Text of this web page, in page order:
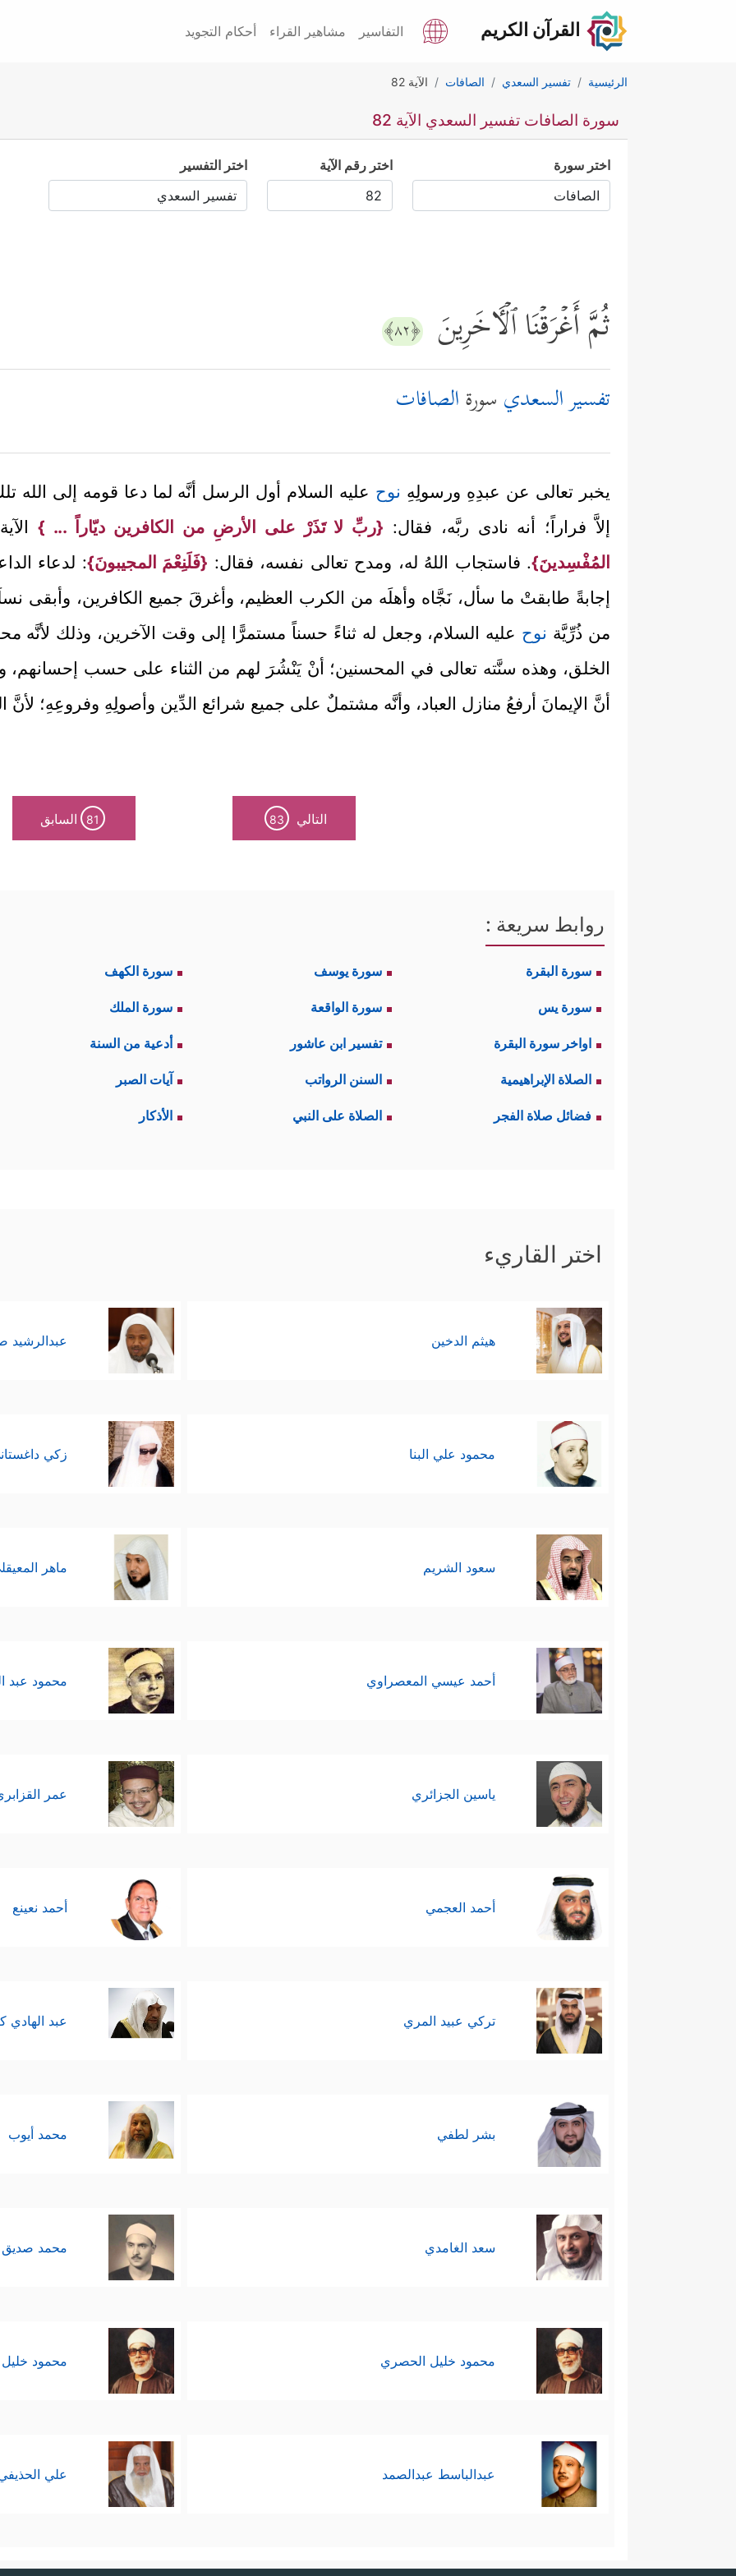
القرآن الكريم التفاسير مشاهير القراء أحكام التجويد
الرئيسية تفسير السعدي الصافات الآية 82
سورة الصافات تفسير السعدي الآية 82
اختر سورة اختر رقم الآية اختر التفسير
ثُمَّ أَغۡرَقۡنَا ٱلۡـَٔاخَرِینَ ﴿٨٢﴾
تفسير السعدي سورةالصافات
يخبر تعالى عن عبدِهِ ورسولِهِ نوح عليه السلام أول الرسل أنَّه لما دعا قومه إلى الله
إلاَّ فراراً؛ أنه نادى ربَّه، فقال: {ربِّ لا تَذَرْ على الأرضِ من الكافرين ديّاراً ... }
المُفْسِدينَ}. فاستجاب اللهُ له، ومدح تعالى نفسه، فقال: {فَلَنِعْمَ المجيبونَ}: لدعاء
إجابةً طابقتْ ما سأل، نَجَّاه وأهلَه من الكرب العظيم، وأغرقَ جميع الكافرين، وأبقى
من ذُرِّيَّة نوح عليه السلام، وجعل له ثناءً حسناً مستمرًّا إلى وقت الآخرين، وذلك
الخلق، وهذه سنَّته تعالى في المحسنين؛ أنْ يَنْشُرَ لهم من الثناء على حسب إحسانهم،
أنَّ الإيمانَ أرفعُ منازل العباد، وأنَّه مشتملٌ على جميع شرائع الدِّين وأصولِهِ وفروعِهِ؛
التالي 83
81 السابق
روابط سريعة :
سورة البقرة سورة يوسف سورة الكهف
سورة يس سورة الواقعة سورة الملك
اواخر سورة البقرة تفسير ابن عاشور أدعية من السنة
الصلاة الإبراهيمية السنن الرواتب آيات الصبر
فضائل صلاة الفجر الصلاة على النبي الأذكار
اختر القاريء
هيثم الدخين عبدالرشيد
محمود علي البنا زكي
سعود الشريم ماهر
أحمد عيسي المعصراوي محمود عبد
ياسين الجزائري عمر
أحمد العجمي أحمد نعينع
تركي عبيد المري عبد الهادي
بشر لطفي محمد أيوب
سعد الغامدي محمد صديق
محمود خليل الحصري محمود
عبدالباسط عبدالصمد علي